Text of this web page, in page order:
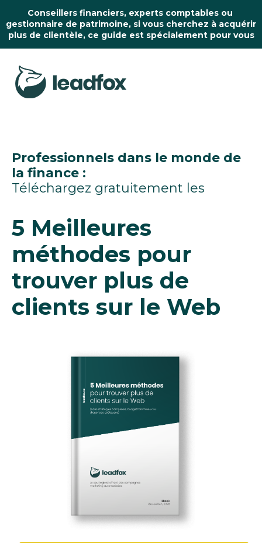
Conseillers financiers, experts comptables ou
gestionnaire de patrimoine, si vous cherchez à acquérir
plus de clientèle, ce guide est spécialement pour vous
Professionnels dans le monde de
la finance :
Téléchargez gratuitement les
5 Meilleures
méthodes pour
trouver plus de
clients sur le Web